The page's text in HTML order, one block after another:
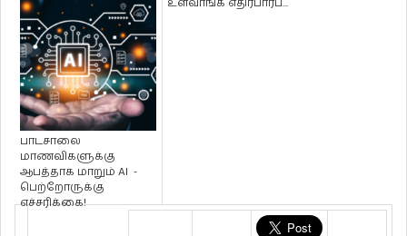
உள்வாங்க எதிர்பார்ப...
பாடசாலை
மாணவிகளுக்கு
ஆபத்தாக மாறும் AI -
பெற்றோருக்கு
எச்சரிக்கை!